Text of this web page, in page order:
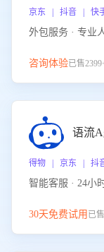
京东 | 抖音 | 快
外包服务 · 专业
咨询体验已售
语流
得物 | 京东 | 抖
智能客服 · 24小
30天免费试用 已